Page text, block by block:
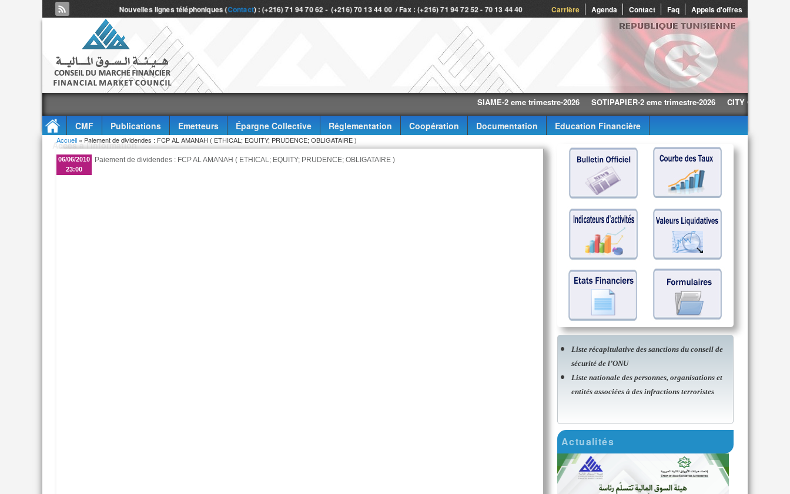
Carrière Agenda Contact Faq Appels d'offres
Nouvelles lignes téléphoniques (Contact) : (+216) 71 94 70 62 - (+216) 70 13 44 00 / Fax : (+216) 71 94 72 52 - 70 13 44 40
SIAME-2 eme trimestre-2026 SOTIPAPIER-2 eme trimestre-2026 CITY CARS-2 eme
CMF Publications Emetteurs Épargne Collective Réglementation Coopération Documentation
Education Financière
Accès à l'information
Vous êtes ici
Accueil » Paiement de dividendes : FCP AL AMANAH ( ETHICAL; EQUITY; PRUDENCE; OBLIGATAIRE )
06/06/2010
23:00
Paiement de dividendes : FCP AL AMANAH ( ETHICAL; EQUITY; PRUDENCE; OBLIGATAIRE )
Liste récapitulative des sanctions du conseil de
sécurité de l’ONU
Liste nationale des personnes, organisations et
entités associées à des infractions terroristes
Actualités